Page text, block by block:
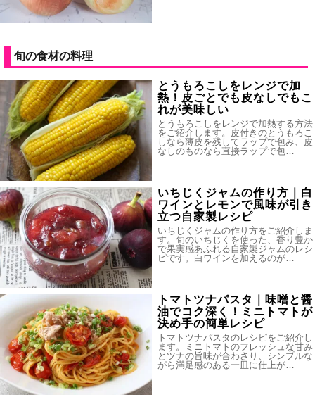
旬の食材の料理
とうもろこしをレンジで加
熱！皮ごとでも皮なしでもこ
れが美味しい
とうもろこしをレンジで加熱する方法
をご紹介します。皮付きのとうもろこ
しなら薄皮を残してラップで包み、皮
なしのものなら直接ラップで包…
いちじくジャムの作り方｜白
ワインとレモンで風味が引き
立つ自家製レシピ
いちじくジャムの作り方をご紹介しま
す。旬のいちじくを使った、香り豊か
で果実感あふれる自家製ジャムのレシ
ピです。白ワインを加えるのが…
トマトツナパスタ｜味噌と醤
油でコク深く！ミニトマトが
決め手の簡単レシピ
トマトツナパスタのレシピをご紹介し
ます。ミニトマトのフレッシュな甘み
とツナの旨味が合わさり、シンプルな
がら満足感のある一皿に仕上が…